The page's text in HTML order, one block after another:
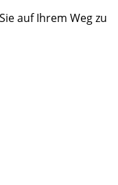
auf Ihrem Weg zu